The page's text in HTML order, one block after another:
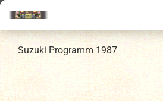
Suzuki Programm 1987